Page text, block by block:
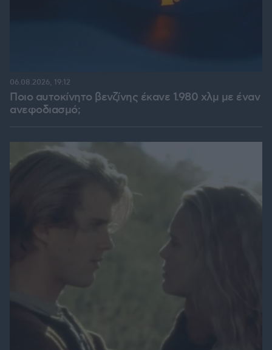
Ποιο αυτοκίνητο βενζίνης έκανε 1.980 χλμ με έναν
ανεφοδιασμό;
06.08.2026, 19:12